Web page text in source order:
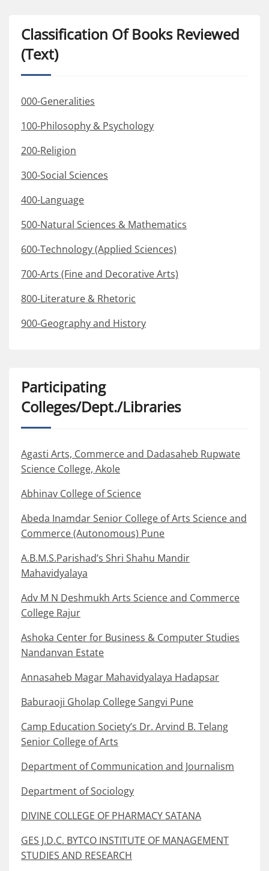
Classification Of Books Reviewed
(Text)
000-Generalities
100-Philosophy & Psychology
200-Religion
300-Social Sciences
400-Language
500-Natural Sciences & Mathematics
600-Technology (Applied Sciences)
700-Arts (Fine and Decorative Arts)
800-Literature & Rhetoric
900-Geography and History
Participating
Colleges/Dept./Libraries
Agasti Arts, Commerce and Dadasaheb Rupwate
Science College, Akole
Abhinav College of Science
Abeda Inamdar Senior College of Arts Science and
Commerce (Autonomous) Pune
A.B.M.S.Parishad’s Shri Shahu Mandir
Mahavidyalaya
Adv M N Deshmukh Arts Science and Commerce
College Rajur
Ashoka Center for Business & Computer Studies
Nandanvan Estate
Annasaheb Magar Mahavidyalaya Hadapsar
Baburaoji Gholap College Sangvi Pune
Camp Education Society’s Dr. Arvind B. Telang
Senior College of Arts
Department of Communication and Journalism
Department of Sociology
DIVINE COLLEGE OF PHARMACY SATANA
GES J.D.C. BYTCO INSTITUTE OF MANAGEMENT
STUDIES AND RESEARCH